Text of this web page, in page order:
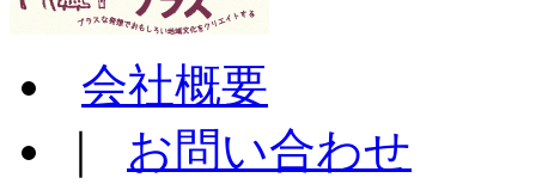
会社概要
お問い合わせ